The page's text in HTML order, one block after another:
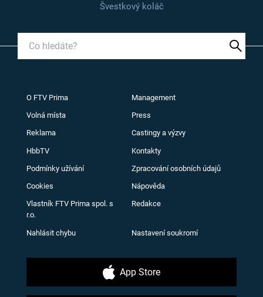
Švestkový koláč
O FTV Prima Management
Volná místa Press
Reklama Castingy a výzvy
HbbTV Kontakty
Podmínky užívání Zpracování osobních údajů
Cookies Nápověda
Vlastník FTV Prima spol. s
r.o.
Redakce
Nahlásit chybu Nastavení soukromí
App Store